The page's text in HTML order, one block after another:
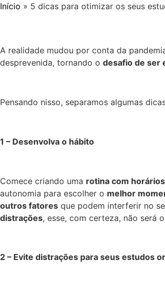
Início » 5 dicas para otimizar os seus
A realidade mudou por conta da
desprevenida, tornando o desafio de ser
Pensando nisso, separamos algumas
1 – Desenvolva o hábito
Comece criando uma rotina com
autonomia para escolher o melhor
outros fatores que podem interferir no
distrações, esse, com certeza, não será o
2 – Evite distrações para seus estudos